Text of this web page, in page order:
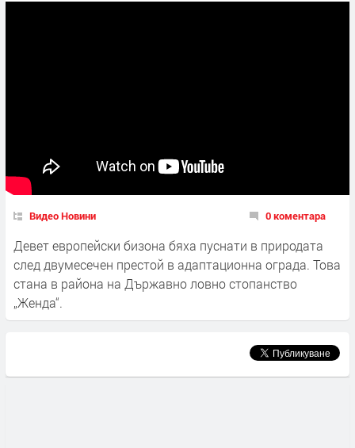
Видео Новини 0 коментара
Девет европейски бизона бяха пуснати в природата
след двумесечен престой в адаптационна ограда. Това
стана в района на Държавно ловно стопанство
„Женда“.